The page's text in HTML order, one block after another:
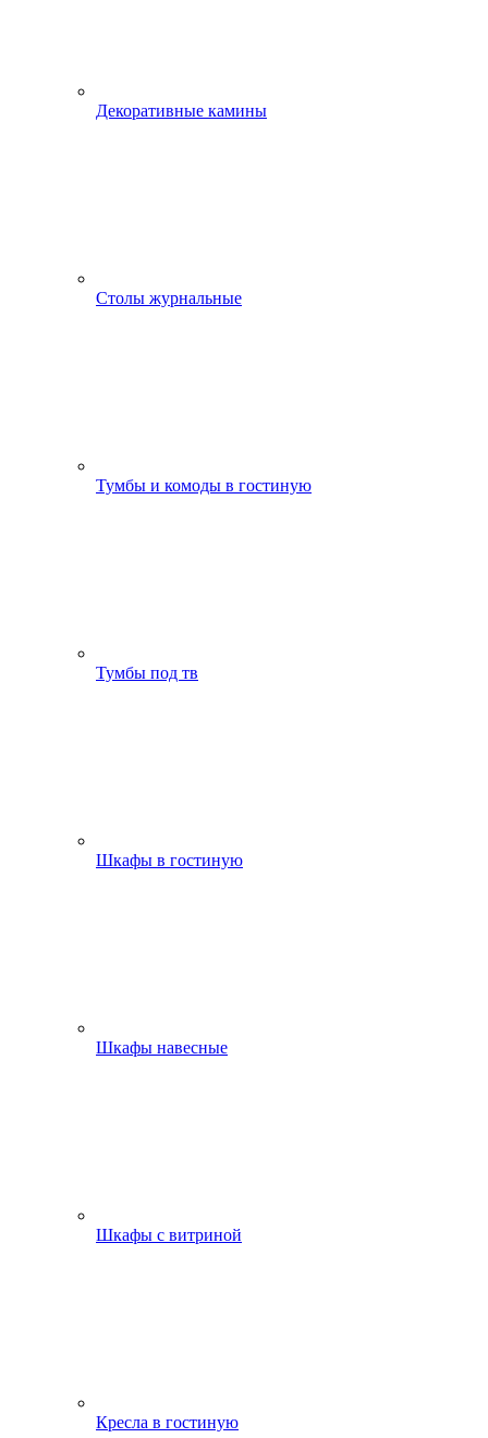
Декоративные камины
Столы журнальные
Тумбы и комоды в гостиную
Тумбы под тв
Шкафы в гостиную
Шкафы навесные
Шкафы с витриной
Кресла в гостиную